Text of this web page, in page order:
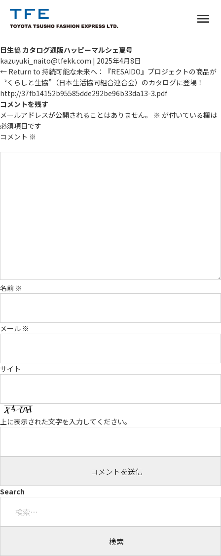
menu
TM
日生協 カタログ通販ハッピーマルシェ夏号
kazuyuki_naito@tfekk.com | 2025年4月8日
← Return to 持続可能な未来へ：『RESAIDO』プロジェクトの商品が
〝くらしと生協”（日本生活協同組合連合会）のカタログに登場！
http://37fb14152b95585dde292be96b33da13-3.pdf
コメントを残す
メールアドレスが公開されることはありません。
※ が付いている欄は
必須項目です
コメント ※
名前 ※
メール ※
サイト
上に表示された文字を入力してください。
Search